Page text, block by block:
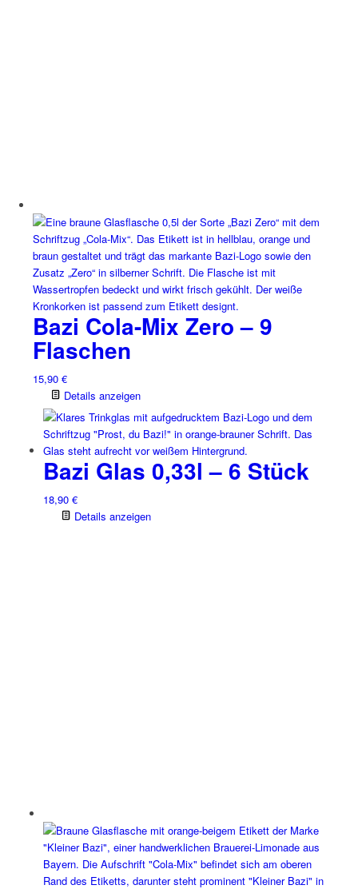
Bazi Cola-Mix Zero – 9
Flaschen
15,90 €
Details anzeigen
Bazi Glas 0,33l – 6 Stück
18,90 €
Details anzeigen